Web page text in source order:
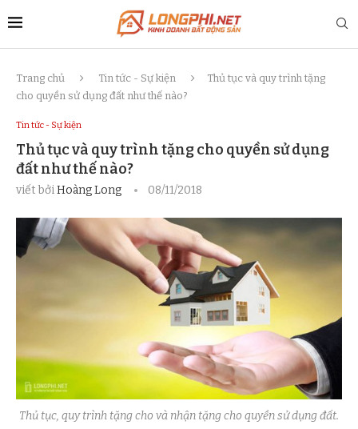
Trang chủ Tin tức - Sự kiện
Thủ tục và quy trình tặng
cho quyền sử dụng đất như thế nào?
Tin tức - Sự kiện
Thủ tục và quy trình tặng cho quyền sử dụng
đất như thế nào?
viết bởiHoàng Long 08/11/2018
Thủ tục, quy trình tặng cho và nhận tặng cho quyền sử dụng đất.